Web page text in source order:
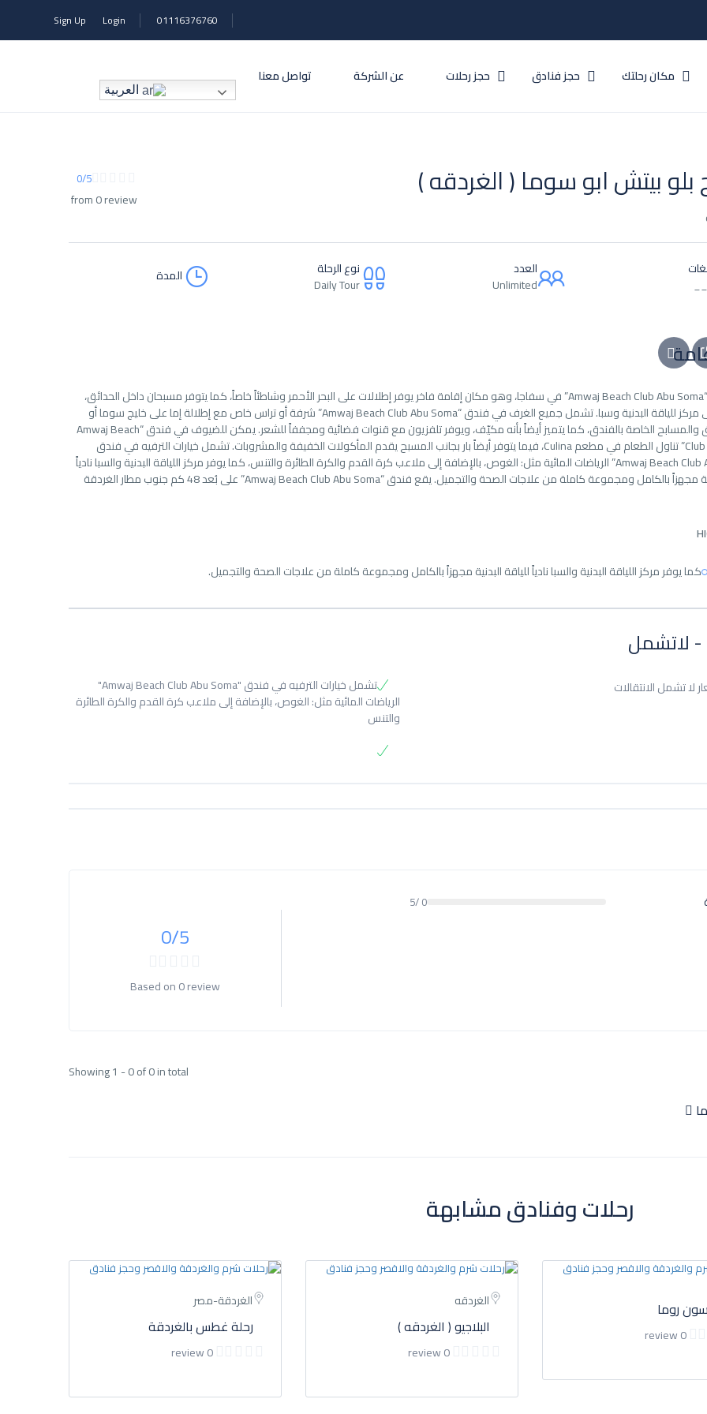
01116376760
Login
Sign Up
مكان رحلتك حجز فنادق حجز رحلات عن الشركة تواصل معنا
العربية
بلو بيتش ابو سوما ( الغردقه ) 0/5
from 0 review
المدة
نوع الرحلة
Daily Tour
العدد
Unlimited
يقع فندق “Amwaj Beach Club Abu Soma” في سفاجا، وهو مكان إقامة فاخر يوفر إطلالات على البحر الأحمر وشاطئاً خاصاً، كما يتوفر مسبحان داخل الحدائق،
بالإضافة إلى مركز للياقة البدنية وسبا. تشمل جميع الغرف في فندق “Amwaj Beach Club Abu Soma” شرفة أو تراس خاص مع إطلالة إما على خليج سوما أو
على الحدائق والمسابح الخاصة بالفندق، كما يتميز أيضاً بأنه مكيّف، ويوفر تلفزيون مع قنوات فضائية ومجففاً للشعر. يمكن للضيوف في فندق “Amwaj Beach
Club Abu Soma” تناول الطعام في مطعم Culina، فيما يتوفر أيضاً بار بجانب المسبح يقدم المأكولات الخفيفة والمشروبات. تشمل خيارات الترفيه في فندق
“Amwaj Beach Club Abu Soma” الرياضات المائية مثل: الغوص، بالإضافة إلى ملاعب كرة القدم والكرة الطائرة والتنس، كما يوفر مركز اللياقة البدنية والسبا نادياً
للياقة البدنية مجهزاً بالكامل ومجموعة كاملة من علاجات الصحة والتجميل. يقع فندق “Amwaj Beach Club Abu Soma” على بُعد 48 كم جنوب مطار الغردقة
كما يوفر مركز اللياقة البدنية والسبا نادياً للياقة البدنية مجهزاً بالكامل ومجموعة كاملة من علاجات الصحة والتجميل.
لاتشمل
تشمل خيارات الترفيه في فندق "Amwaj Beach Club Abu Soma"
الرياضات المائية مثل: الغوص، بالإضافة إلى ملاعب كرة القدم والكرة الطائرة
والتنس
لا تشمل الانتقالات
0/5
Based on0 review
0 /5
Showing 1 - 0 of 0 in total
رحلات وفنادق مشابهة
الغردقة-مصر
رحلة غطس بالغردقة
0 review
الغردقه
البلاجيو ( الغردقه )
0 review
روما
0 review